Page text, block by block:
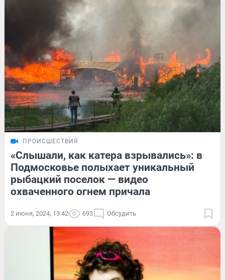
ПРОИСШЕСТВИЯ
«Слышали, как катера взрывались»: в
Подмосковье полыхает уникальный
рыбацкий поселок — видео
охваченного огнем причала
2 июня, 2024, 13:42 693 Обсудить